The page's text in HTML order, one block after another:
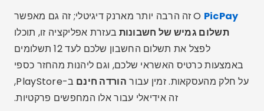
O PicPay
זה הרבה יותר מארנק דיגיטלי; זה גם מאפשר
תשלום גמיש של חשבונות בעזרת אפליקציה זו, תוכלו
לפצל את תשלום החשבון שלכם לעד 12 תשלומים
באמצעות כרטיס האשראי שלכם, וגם ליהנות מהחזר כספי
על חלק מהעסקאות. זמין עבור הורדה חינם
ב-PlayStore,
זה אידיאלי עבור אלו המחפשים פרקטיות.